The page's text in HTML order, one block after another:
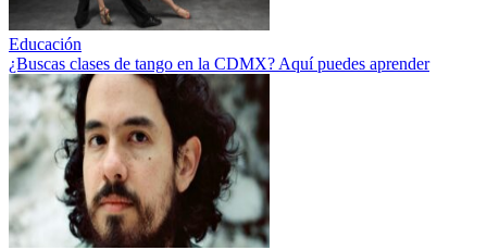
Educación
¿Buscas clases de tango en la CDMX? Aquí puedes aprender